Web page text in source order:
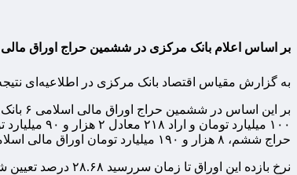
بر اساس اعلام بانک مرکزی در ششمین حراج اوراق مالی اسلامی دولتی ۶.۱ همت در نماد اراد ۲۲۰ و بیش از ۲ همت در نماد اراد ۲۱۸ و در مجموع ۸.۱۹ همت
به گزارش مقیاس اقتصاد بانک مرکزی در اطلاعیه‌ای نتیجه ششمین مرحله از حراج
۱۰۰
حراج ششم، ۸ هزار و ۱۹۰ میلیارد تومان اوراق مالی اسلامی دولتی به فروش رسید. (خریداران عمدتاً بانک‌ها و مؤسسات اعتباری غیر بانکی بوند)
نرخ بازده این اوراق تا زمان سررسید ۲۸.۶۸ درصد تعیین شده است. مجموع فروش اوراق مالی اسلامی دولتی طی ۶ حراج برگزار شده تا کنون ۹۰ هزار و ۳۲۰ میلیارد تومان است.